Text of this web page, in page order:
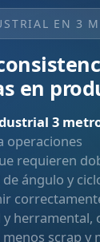
EN 3
en
3
operaciones
requieren
ángulo y
herramental,
scrap y